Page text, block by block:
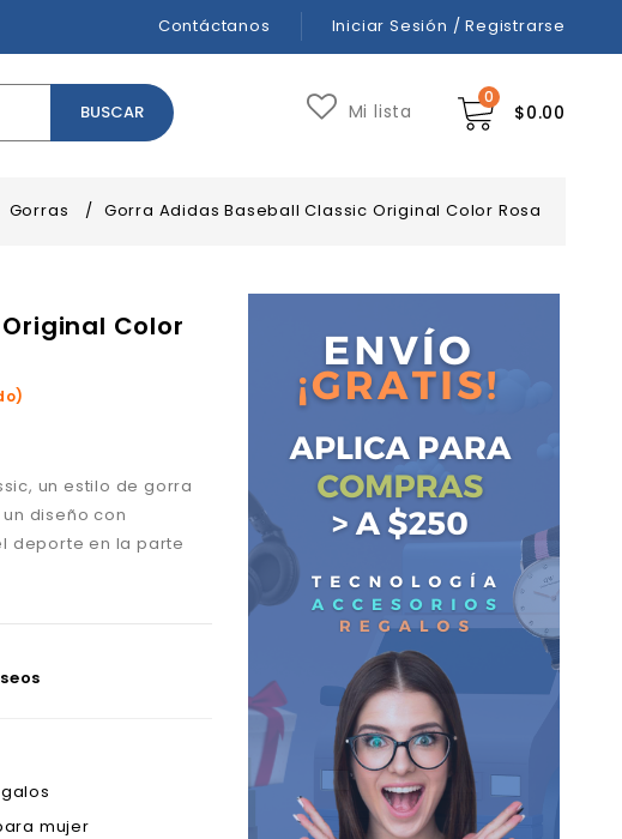
Contáctanos Iniciar Sesión / Registrarse
0
$0.00
Mi lista
Gorras / Gorra Adidas Baseball Classic Original Color Rosa
Color
un estilo de gorra
diseño con
deporte en la parte
mujer